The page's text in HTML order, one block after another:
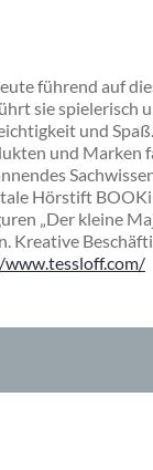
führend auf
sie spielerisch
und
und Marken
Hörstift
„Der kleine
Kreative